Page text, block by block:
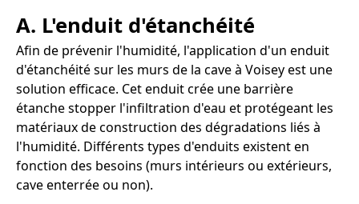
A. L'enduit d'étanchéité
Afin de prévenir l'humidité, l'application d'un enduit
d'étanchéité sur les murs de la cave à Voisey est une
solution efficace. Cet enduit crée une barrière
étanche stopper l'infiltration d'eau et protégeant les
matériaux de construction des dégradations liés à
l'humidité. Différents types d'enduits existent en
fonction des besoins (murs intérieurs ou extérieurs,
cave enterrée ou non).